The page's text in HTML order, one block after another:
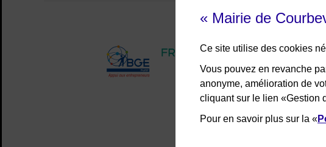
« Mairie de
Ce site utilise des cookies
Vous pouvez en revanche
anonyme, amélioration de
cliquant sur le lien «Gestion
Pour en savoir plus sur la «